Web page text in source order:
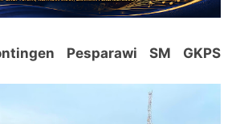
Pesparawi SM GKPS